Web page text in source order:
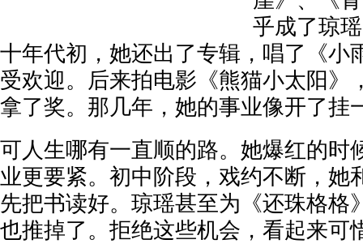
乎成了琼
十年代初，她还出了专辑，唱了《小
受欢迎。后来拍电影《熊猫小太阳》
拿了奖。那几年，她的事业像开了挂
可人生哪有一直顺的路。她爆红的时
业更要紧。初中阶段，戏约不断，她
先把书读好。琼瑶甚至为《还珠格格
也推掉了。拒绝这些机会，看起来可